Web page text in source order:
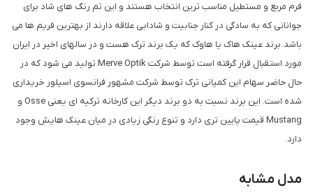
فرم مربع و مستطیل مناسب ترین انتخاب هستند و این تم رنگ های شاد برای
جوانانی که به سادگی در کنار جنابیت و شادابی علاقه دارند از بهترین فریم ها می
باشد. برند عینک هاک یا هاوک که یک برند ترک هست و در سالهای اخیر در ایران
مورد استقبال قرار گرفته است توسط شرکت Merve Optik تولید می شود که در
حال حاضر سهام این کمپانی ترک توسط شرکت مشهور فرانسوی اسیلور خریداری
شده است. این برند نسبت به دو برند دیگر این کارخانه ترکیه ای یعنی Osse و
Mustang قیمت پایین تری دارد و تنوع رنگی زیادی در میان عینک هایش وجود
دارد.
مدل مشابه